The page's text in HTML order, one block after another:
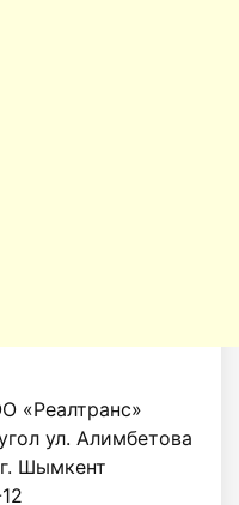
«Реалтранс»
ул. Алимбетова
Шымкент